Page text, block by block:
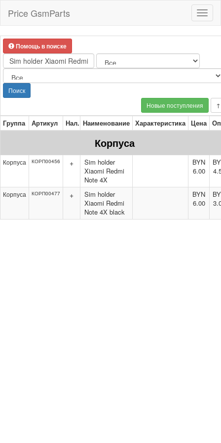
Price GsmParts
Помощь в поиске
Поиск
Новые поступления
↑
Группа Артикул Нал. Наименование Характеристика Цена
Корпуса
Корпуса КОРП00456 +
Sim holder
Xiaomi Redmi
Note 4X
BYN
6.00
Корпуса КОРП00477 +
Sim holder
Xiaomi Redmi
Note 4X black
BYN
6.00